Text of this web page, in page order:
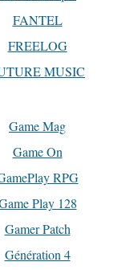
FANTEL
FREELOG
MUSIC
Game Mag
Game On
RPG
Play 128
Gamer Patch
Génération 4